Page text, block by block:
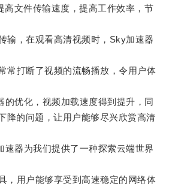
高文件传输速度，提高工作效率，节
，在观看高清视频时，Sky加速器
打断了视频的流畅播放，令用户体
优化，视频加载速度得到提升，同
降的问题，让用户能够尽兴欣赏高清
器为我们提供了一种探索云端世界
用户能够享受到高速稳定的网络体